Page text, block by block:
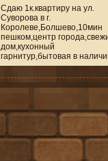
Сдаю 1к.квартиру на ул.
Суворова в г.
Королеве,Болшево,10мин
пешком,центр
дом,кухонный
гарнитур,бытовая в